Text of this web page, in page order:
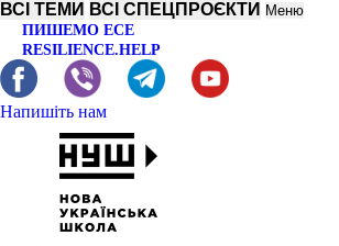
ВСІ ТЕМИ ВСІ СПЕЦПРОЄКТИ Меню
ПИШЕМО ЕСЕ
RESILIENCE.HELP
Напишіть нам